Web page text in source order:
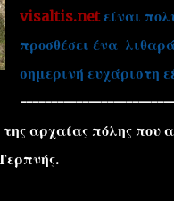
visaltis.netείναι
προσθέσει ένα
σημερινή ευχάριστη
αρχαίας πόλης